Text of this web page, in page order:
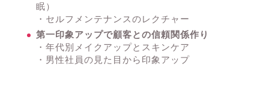
眠）
・セルフメンテナンスのレクチャー
第一印象アップで顧客との信頼関係作り
・年代別メイクアップとスキンケア
・男性社員の見た目から印象アップ